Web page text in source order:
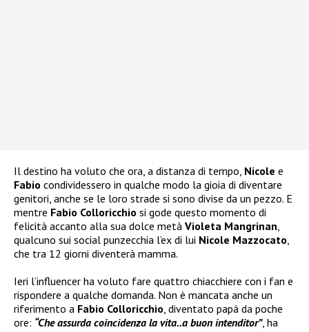
Il destino ha voluto che ora, a distanza di tempo, Nicole e
Fabio condividessero in qualche modo la gioia di diventare
genitori, anche se le loro strade si sono divise da un pezzo. E
mentre Fabio Colloricchio si gode questo momento di
felicità accanto alla sua dolce metà Violeta Mangrinan
qualcuno sui social punzecchia l’ex di lui Nicole Mazzocato
che tra 12 giorni diventerà mamma.
Ieri l’influencer ha voluto fare quattro chiacchiere con i fan e
rispondere a qualche domanda. Non è mancata anche un
riferimento a Fabio Colloricchio , diventato papà da poche
ore: “Che assurda coincidenza la vita..a buon intenditor”, ha